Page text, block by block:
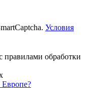
Условия
правилами обработки